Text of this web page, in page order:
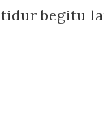
begitu